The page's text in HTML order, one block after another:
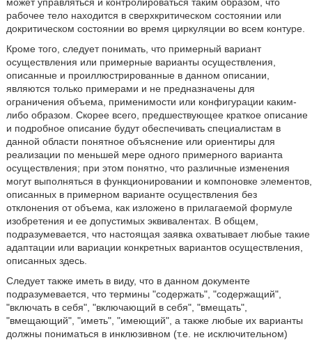
рабочее тело находится в сверхкритическом состоянии или
докритическом состоянии во время циркуляции во всем контуре.
Кроме того, следует понимать, что примерный вариант
осуществления или примерные варианты осуществления,
описанные и проиллюстрированные в данном описании,
являются только примерами и не предназначены для
ограничения объема, применимости или конфигурации каким-
либо образом. Скорее всего, предшествующее краткое описание
и подробное описание будут обеспечивать специалистам в
данной области понятное объяснение или ориентиры для
реализации по меньшей мере одного примерного варианта
осуществления; при этом понятно, что различные изменения
могут выполняться в функционировании и компоновке элементов,
описанных в примерном варианте осуществления без
отклонения от объема, как изложено в прилагаемой формуле
изобретения и ее допустимых эквивалентах. В общем,
подразумевается, что настоящая заявка охватывает любые такие
адаптации или вариации конкретных вариантов осуществления,
описанных здесь.
Следует также иметь в виду, что в данном документе
подразумевается, что термины ʺсодержатьʺ, ʺсодержащийʺ,
ʺвключать в себяʺ, ʺвключающий в себяʺ, ʺвмещатьʺ,
ʺвмещающийʺ, ʺиметьʺ, ʺимеющийʺ, а также любые их варианты
должны пониматься в инклюзивном (т.е. не исключительном)